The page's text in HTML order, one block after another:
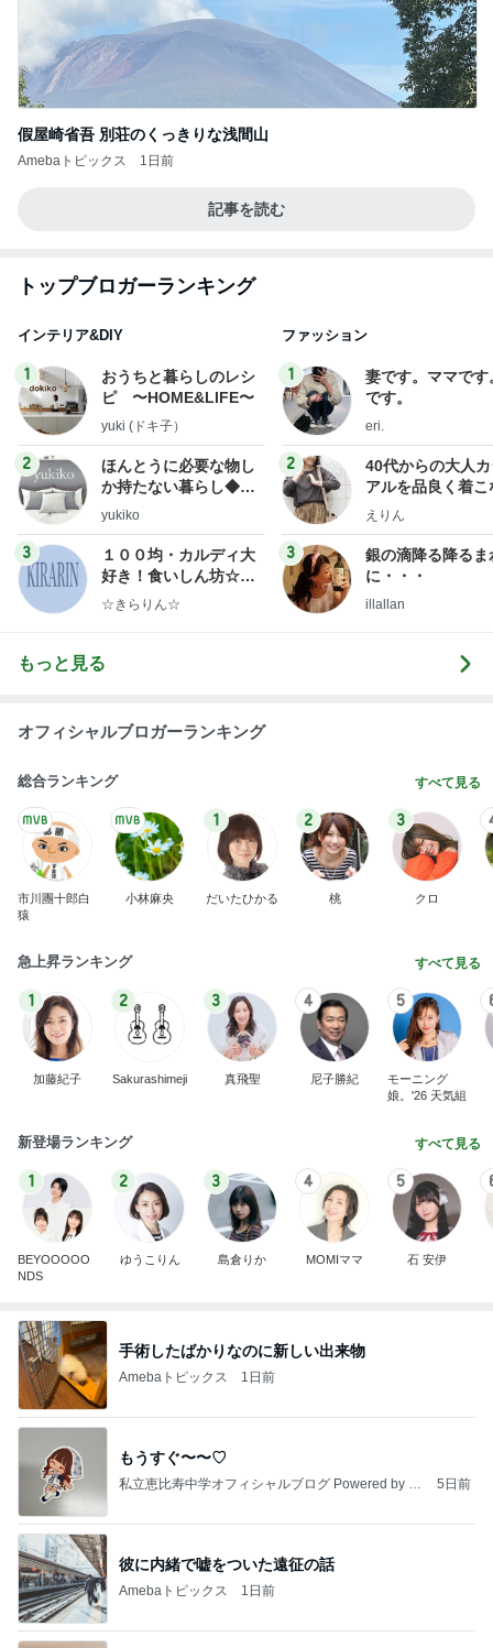
假屋崎省吾 別荘のくっきりな浅間山
Amebaトピックス 1日前
記事を読む
トップブロガーランキング
インテリア&DIY
1
おうちと暮らしのレシ
ピ 〜HOME&LIFE〜
yuki (ドキ子）
2
ほんとうに必要な物し
か持たない暮らし◆Ke
ep Life Simple◆〜イ
yukiko
3
１００均・カルディ大
好き！食いしん坊☆き
らりん☆のブログ
☆きらりん☆
ファッション
1
妻です。ママです
です。
eri.
2
40代からの大人
アルを品良く着こ
ファッションブロ
えりん
3
銀の滴降る降るま
に・・・
illallan
もっと見る
オフィシャルブロガーランキング
総合ランキング すべて見る
市川團十郎白
猿
小林麻央
1
だいたひかる
2
桃
3
クロ
急上昇ランキング すべて見る
1
加藤紀子
2
Sakurashimeji
3
真飛聖
4
尼子勝紀
5
モーニング
娘。'26 天気組
新登場ランキング すべて見る
1
BEYOOOOO
NDS
2
ゆうこりん
3
島倉りか
4
MOMIママ
5
石 安伊
手術したばかりなのに新しい出来物
Amebaトピックス 1日前
もうすぐ〜〜♡
私立恵比寿中学オフィシャルブログ Powered by A
5日前
彼に内緒で嘘をついた遠征の話
Amebaトピックス 1日前